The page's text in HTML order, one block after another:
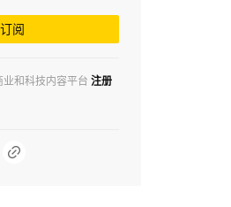
阅
和科技内容平台 注册